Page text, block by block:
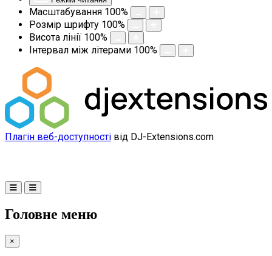
Масштабування 100%
Розмір шрифту 100%
Висота лінії 100%
Інтервал між літерами 100%
Плагін веб-доступності від DJ-Extensions.com
Головне меню
×